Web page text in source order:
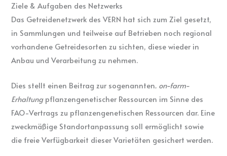
Ziele & Aufgaben des Netzwerks
Das Getreidenetzwerk des VERN hat sich zum Ziel gesetzt,
in Sammlungen und teilweise auf Betrieben noch regional
vorhandene Getreidesorten zu sichten, diese wieder in
Anbau und Verarbeitung zu nehmen.
Dies stellt einen Beitrag zur sogenannten. on-farm-
Erhaltungpflanzengenetischer Ressourcen im Sinne des
FAO-Vertrags zu pflanzengenetischen Ressourcen dar. Eine
zweckmäßige Standortanpassung soll ermöglicht sowie
die freie Verfügbarkeit dieser Varietäten gesichert werden.